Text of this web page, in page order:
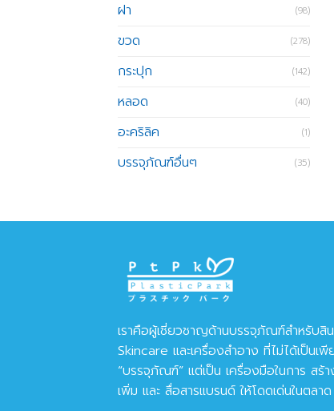
ฝา (98)
ขวด (278)
กระปุก (142)
หลอด (40)
อะคริลิค (1)
บรรจุภัณฑ์อื่นๆ (35)
เราคือผู้เชี่ยวชาญด้านบรรจุภัณฑ์สำหรับสิ
Skincare และเครื่องสำอาง ที่ไม่ได้เป็นเ
“บรรจุภัณฑ์” แต่เป็น เครื่องมือในการ สร้
เพิ่ม และ สื่อสารแบรนด์ ให้โดดเด่นในตลาด